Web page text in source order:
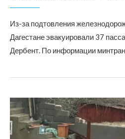
Из-за подтовления
Дагестане эвакуировали 37
Дербент. По информации